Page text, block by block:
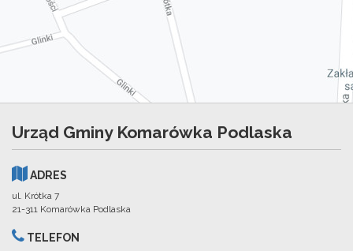
Urząd Gminy Komarówka Podlaska
ADRES
ul. Krótka 7
21-311 Komarówka Podlaska
TELEFON